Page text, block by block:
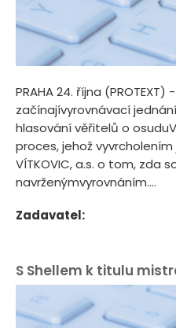
PRAHA 24. října (PROTEXT)
začínajívyrovnávací
hlasování věřitelů o
proces, jehož
VÍTKOVIC, a.s. o tom, zda
navrženýmvyrovnáním....
Zadavatel:
S Shellem k titulu